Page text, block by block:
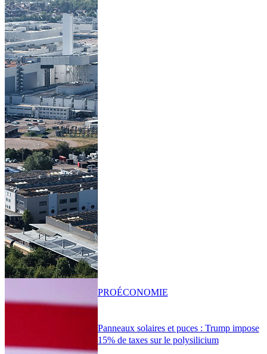
Panneaux solaires et puces : Trump impose
15% de taxes sur le polysilicium
PROÉCONOMIE